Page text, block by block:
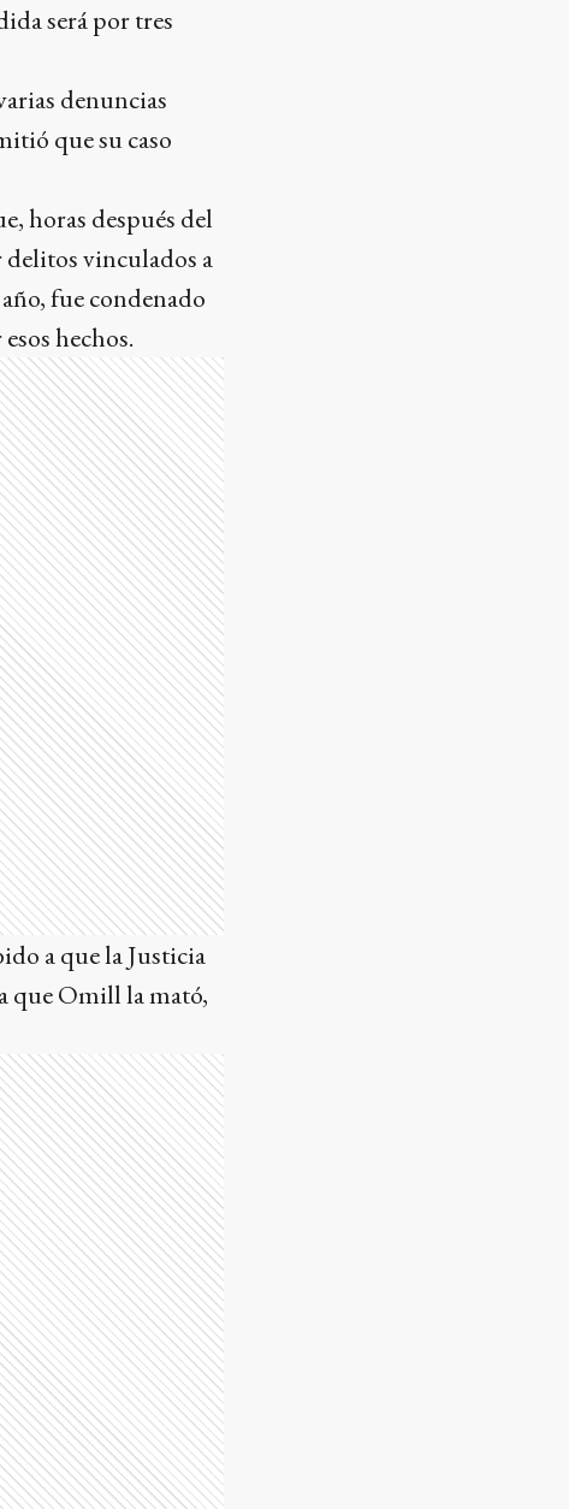
será por tres
denuncias
que su caso
horas después del
vinculados a
fue condenado
hechos.
a que la Justicia
que Omill la mató,